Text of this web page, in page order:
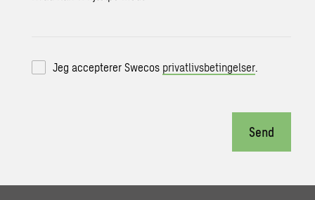
Jeg accepterer Swecos privatlivsbetingelser
Send